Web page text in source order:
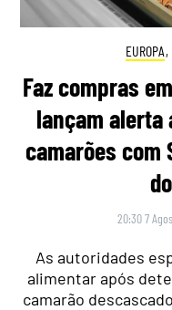
EUROPA,
Faz compras
lançam alerta
camarões com
20:30 7
As autoridades
alimentar após
camarão